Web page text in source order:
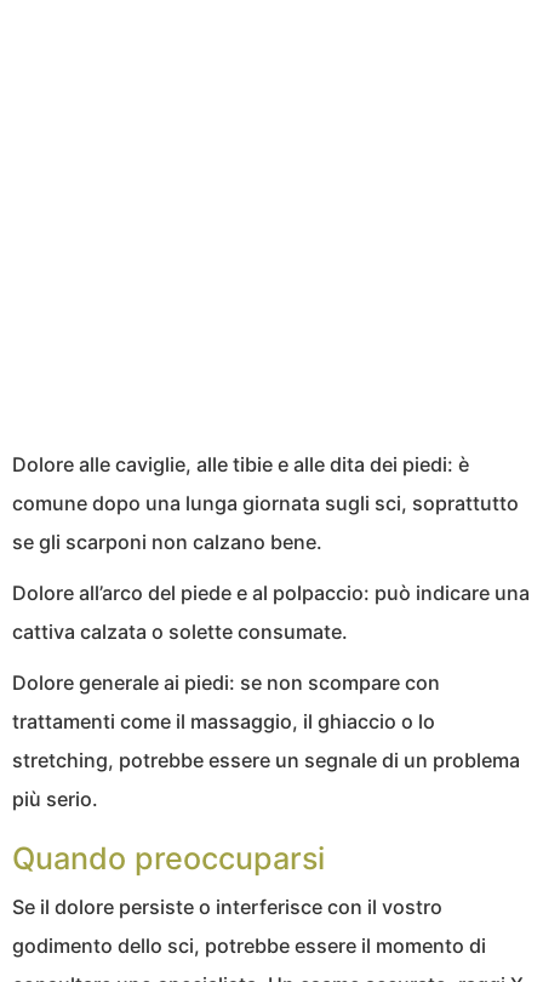
Dolore alle caviglie, alle tibie e alle dita dei piedi: è
comune dopo una lunga giornata sugli sci, soprattutto
se gli scarponi non calzano bene.
Dolore all’arco del piede e al polpaccio: può indicare una
cattiva calzata o solette consumate.
Dolore generale ai piedi: se non scompare con
trattamenti come il massaggio, il ghiaccio o lo
stretching, potrebbe essere un segnale di un problema
più serio.
Quando preoccuparsi
Se il dolore persiste o interferisce con il vostro
godimento dello sci, potrebbe essere il momento di